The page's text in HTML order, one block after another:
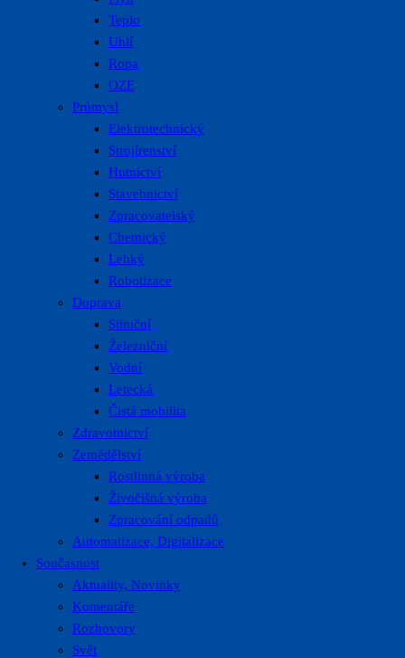
Teplo
Uhlí
Ropa
OZE
Průmysl
Elektrotechnický
Strojírenství
Hutnictví
Stavebnictví
Zpracovatelský
Chemický
Lehký
Robotizace
Doprava
Silniční
Železniční
Vodní
Letecká
Čistá mobilita
Zdravotnictví
Zemědělství
Rostlinná výroba
Živočišná výroba
Zpracování odpadů
Automatizace, Digitalizace
Současnost
Aktuality, Novinky
Komentáře
Rozhovory
Svět